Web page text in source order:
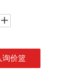
询价篮